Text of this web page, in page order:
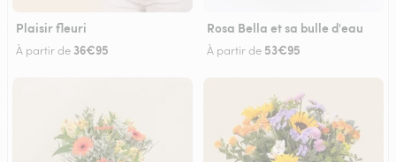
Plaisir fleuri
À partir de 36€95
Rosa Bella et sa bulle d'eau
À partir de 53€95